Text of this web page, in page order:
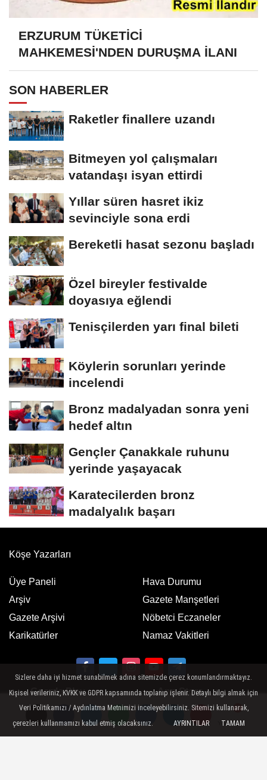
Yorumlar
Yorumlar
ERZURUM TÜKETİCİ
MAHKEMESİ'NDEN DURUŞMA İLANI
SON HABERLER
Raketler finallere uzandı
Bitmeyen yol çalışmaları
vatandaşı isyan ettirdi
Yıllar süren hasret ikiz
sevinciyle sona erdi
Bereketli hasat sezonu başladı
Özel bireyler festivalde
doyasıya eğlendi
Tenisçilerden yarı final bileti
Köylerin sorunları yerinde
incelendi
Bronz madalyadan sonra yeni
hedef altın
Gençler Çanakkale ruhunu
yerinde yaşayacak
Karatecilerden bronz
madalyalık başarı
Köşe Yazarları
Üye Paneli
Arşiv
Gazete Arşivi
Karikatürler
Hava Durumu
Gazete Manşetleri
Nöbetci Eczaneler
Namaz Vakitleri
Google Play
ücretsiz indirin
App Store
ücretsiz indirin
Sizlere daha iyi hizmet sunabilmek adına sitemizde çerez konumlandırmaktayız.
Kişisel verileriniz, KVKK ve GDPR kapsamında toplanıp işlenir. Detaylı bilgi almak için
Veri Politikamızı / Aydınlatma Metnimizi inceleyebilirsiniz. Sitemizi kullanarak,
çerezleri kullanmamızı kabul etmiş olacaksınız.
AYRINTILAR TAMAM